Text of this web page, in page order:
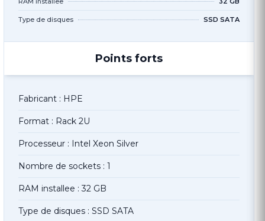
Type de disques SSD SATA
Points forts
Fabricant : HPE
Format : Rack 2U
Processeur : Intel Xeon Silver
Nombre de sockets : 1
RAM installee : 32 GB
Type de disques : SSD SATA